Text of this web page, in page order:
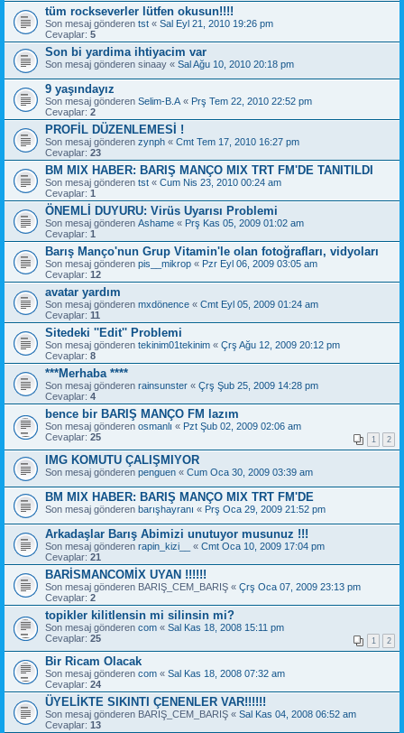
tüm rockseverler lütfen okusun!!!!
Son mesaj gönderen tst « Sal Eyl 21, 2010 19:26 pm
Cevaplar: 5
Son bi yardima ihtiyacim var
Son mesaj gönderen sinaay « Sal Ağu 10, 2010 20:18 pm
9 yaşındayız
Son mesaj gönderen Selim-B.A « Prş Tem 22, 2010 22:52 pm
Cevaplar: 2
PROFİL DÜZENLEMESİ !
Son mesaj gönderen zynph « Cmt Tem 17, 2010 16:27 pm
Cevaplar: 23
BM MIX HABER: BARIŞ MANÇO MIX TRT FM'DE TANITILDI
Son mesaj gönderen tst « Cum Nis 23, 2010 00:24 am
Cevaplar: 1
ÖNEMLİ DUYURU: Virüs Uyarısı Problemi
Son mesaj gönderen Ashame « Prş Kas 05, 2009 01:02 am
Cevaplar: 1
Barış Manço'nun Grup Vitamin'le olan fotoğrafları, vidyoları
Son mesaj gönderen pis__mikrop « Pzr Eyl 06, 2009 03:05 am
Cevaplar: 12
avatar yardım
Son mesaj gönderen mxdönence « Cmt Eyl 05, 2009 01:24 am
Cevaplar: 11
Sitedeki ''Edit'' Problemi
Son mesaj gönderen tekinim01tekinim « Çrş Ağu 12, 2009 20:12 pm
Cevaplar: 8
***Merhaba ****
Son mesaj gönderen rainsunster « Çrş Şub 25, 2009 14:28 pm
Cevaplar: 4
bence bir BARIŞ MANÇO FM lazım
Son mesaj gönderen osmanlı « Pzt Şub 02, 2009 02:06 am
Cevaplar: 25 1 2
IMG KOMUTU ÇALIŞMIYOR
Son mesaj gönderen penguen « Cum Oca 30, 2009 03:39 am
BM MIX HABER: BARIŞ MANÇO MIX TRT FM'DE
Son mesaj gönderen barışhayranı « Prş Oca 29, 2009 21:52 pm
Arkadaşlar Barış Abimizi unutuyor musunuz !!!
Son mesaj gönderen rapin_kizi__ « Cmt Oca 10, 2009 17:04 pm
Cevaplar: 21
BARİSMANCOMİX UYAN !!!!!!
Son mesaj gönderen BARIŞ_CEM_BARIŞ « Çrş Oca 07, 2009 23:13 pm
Cevaplar: 2
topikler kilitlensin mi silinsin mi?
Son mesaj gönderen com « Sal Kas 18, 2008 15:11 pm
Cevaplar: 25 1 2
Bir Ricam Olacak
Son mesaj gönderen com « Sal Kas 18, 2008 07:32 am
Cevaplar: 24
ÜYELİKTE SIKINTI ÇENENLER VAR!!!!!!
Son mesaj gönderen BARIŞ_CEM_BARIŞ « Sal Kas 04, 2008 06:52 am
Cevaplar: 13